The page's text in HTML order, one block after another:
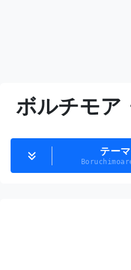
ボルチモア
テー